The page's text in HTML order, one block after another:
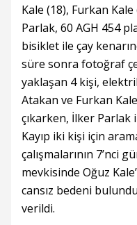
Kale (18), Furkan
Parlak, 60 AGH 454
bisiklet ile çay
süre sonra fotoğraf
yaklaşan 4 kişi,
Atakan ve Furkan
çıkarken, İlker Parlak
Kayıp iki kişi için
çalışmalarının 7’nci
mevkisinde Oğuz
cansız bedeni
verildi.